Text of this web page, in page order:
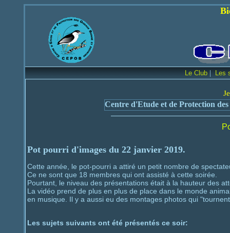
Bienvenue sur
Le Club | Les
Centre d'Etude et de Protection
Pot pourri d'images du 22 janvier 2019.
Cette année, le pot-pourri a attiré un petit nombre de
Ce ne sont que 18 membres qui ont assisté à cette soirée.
Pourtant, le niveau des présentations était à la hauteur des
La vidéo prend de plus en plus de place dans le monde
en musique. Il y a aussi eu des montages photos qui
Les sujets suivants ont été présentés ce soir: